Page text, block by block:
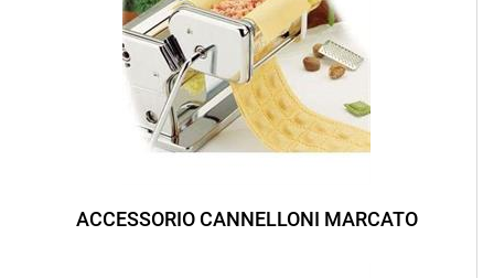
ACCESSORIO CANNELLONI MARCATO